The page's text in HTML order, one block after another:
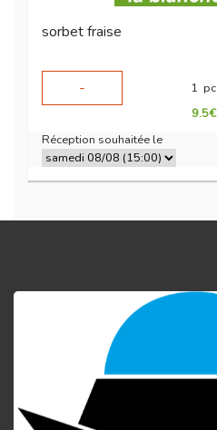
sorbet fraise
-
1 pc
9.5€
Réception souhaitée le